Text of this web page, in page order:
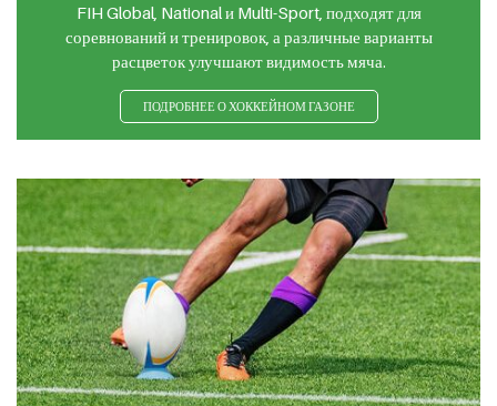
FIH Global, National и Multi-Sport, подходят для
соревнований и тренировок, а различные варианты
расцветок улучшают видимость мяча.
ПОДРОБНЕЕ О ХОККЕЙНОМ ГАЗОНЕ